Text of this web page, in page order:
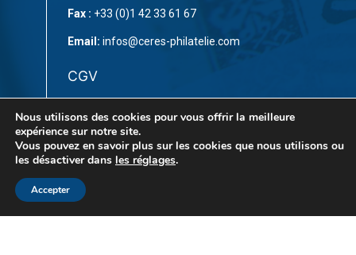
Fax : +33 (0)1 42 33 61 67
Email: infos@ceres-philatelie.com
CGV
Contact
© Copyright 2023 parCÉRÈS Philatélie. Tous droits
Nous utilisons des cookies pour vous offrir la meilleure
expérience sur notre site.
Vous pouvez en savoir plus sur les cookies que nous utilisons ou
les désactiver dans les réglages.
Accepter